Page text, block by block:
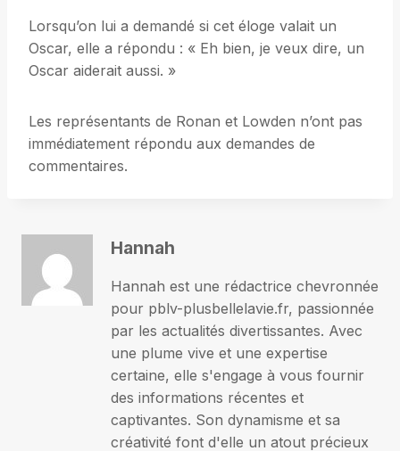
Lorsqu’on lui a demandé si cet éloge valait un
Oscar, elle a répondu : « Eh bien, je veux dire, un
Oscar aiderait aussi. »
Les représentants de Ronan et Lowden n’ont pas
immédiatement répondu aux demandes de
commentaires.
Hannah
Hannah est une rédactrice chevronnée
pour pblv-plusbellelavie.fr, passionnée
par les actualités divertissantes. Avec
une plume vive et une expertise
certaine, elle s'engage à vous fournir
des informations récentes et
captivantes. Son dynamisme et sa
créativité font d'elle un atout précieux